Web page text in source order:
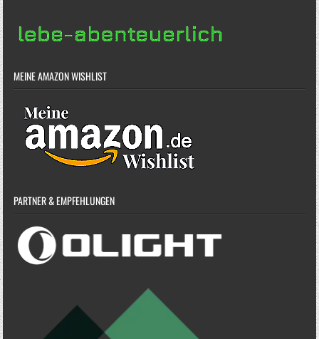
MEINE AMAZON WISHLIST
PARTNER & EMPFEHLUNGEN